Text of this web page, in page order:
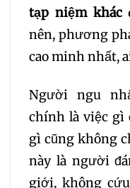
tạp niệm khác
nên, phương
cao minh nhất,
Người ngu
chính là việc gì
gì cũng không
này là người
giới, không